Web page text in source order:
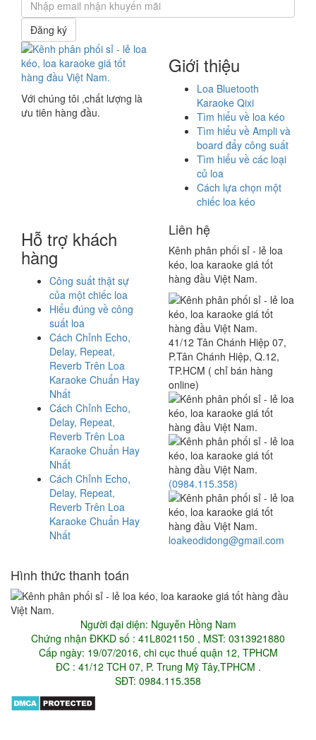
Đăng ký
Với chúng tôi ,chất lượng là
ưu tiên hàng đầu.
Giới thiệu
Loa Bluetooth
Karaoke Qixi
Tìm hiểu về loa kéo
Tìm hiểu về Ampli và
board đẩy công suất
Tìm hiểu về các loại
củ loa
Cách lựa chọn một
chiếc loa kéo
Hỗ trợ khách
hàng
Công suất thật sự
của một chiếc loa
Hiểu đúng về công
suất loa
Cách Chỉnh Echo,
Delay, Repeat,
Reverb Trên Loa
Karaoke Chuẩn Hay
Nhất
Cách Chỉnh Echo,
Delay, Repeat,
Reverb Trên Loa
Karaoke Chuẩn Hay
Nhất
Cách Chỉnh Echo,
Delay, Repeat,
Reverb Trên Loa
Karaoke Chuẩn Hay
Nhất
Liên hệ
Kênh phân phối sỉ - lẻ loa
kéo, loa karaoke giá tốt
hàng đầu Việt Nam.
41/12 Tân Chánh Hiệp 07,
P.Tân Chánh Hiệp, Q.12,
TP.HCM ( chỉ bán hàng
online)
(0984.115.358)
loakeodidong@gmail.com
Hình thức thanh toán
Người đại diện: Nguyễn Hồng Nam
Chứng nhận ĐKKD số : 41L8021150 , MST: 0313921880
Cấp ngày: 19/07/2016, chi cục thuế quận 12, TPHCM
ĐC : 41/12 TCH 07, P. Trung Mỹ Tây,TPHCM .
SĐT: 0984.115.358